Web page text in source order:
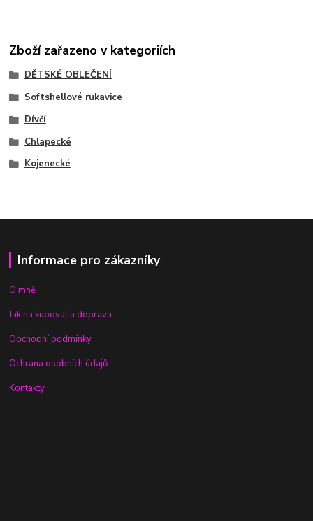
Zboží zařazeno v kategoriích
DĚTSKÉ OBLEČENÍ
Softshellové rukavice
Dívčí
Chlapecké
Kojenecké
Informace pro zákazníky
O mně
Jak na kupovat a doprava
Obchodní podmínky
Ochrana osobních údajů
Kontakty